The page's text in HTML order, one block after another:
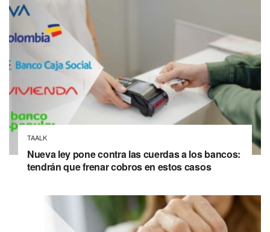
TAALK
Nueva ley pone contra las cuerdas a los bancos:
tendrán que frenar cobros en estos casos